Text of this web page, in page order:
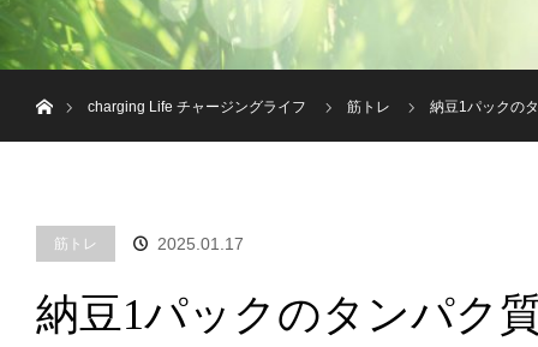
charging Life チャージングライフ
筋トレ 納豆1パックの
筋トレ 2025.01.17
納豆1パックのタンパク